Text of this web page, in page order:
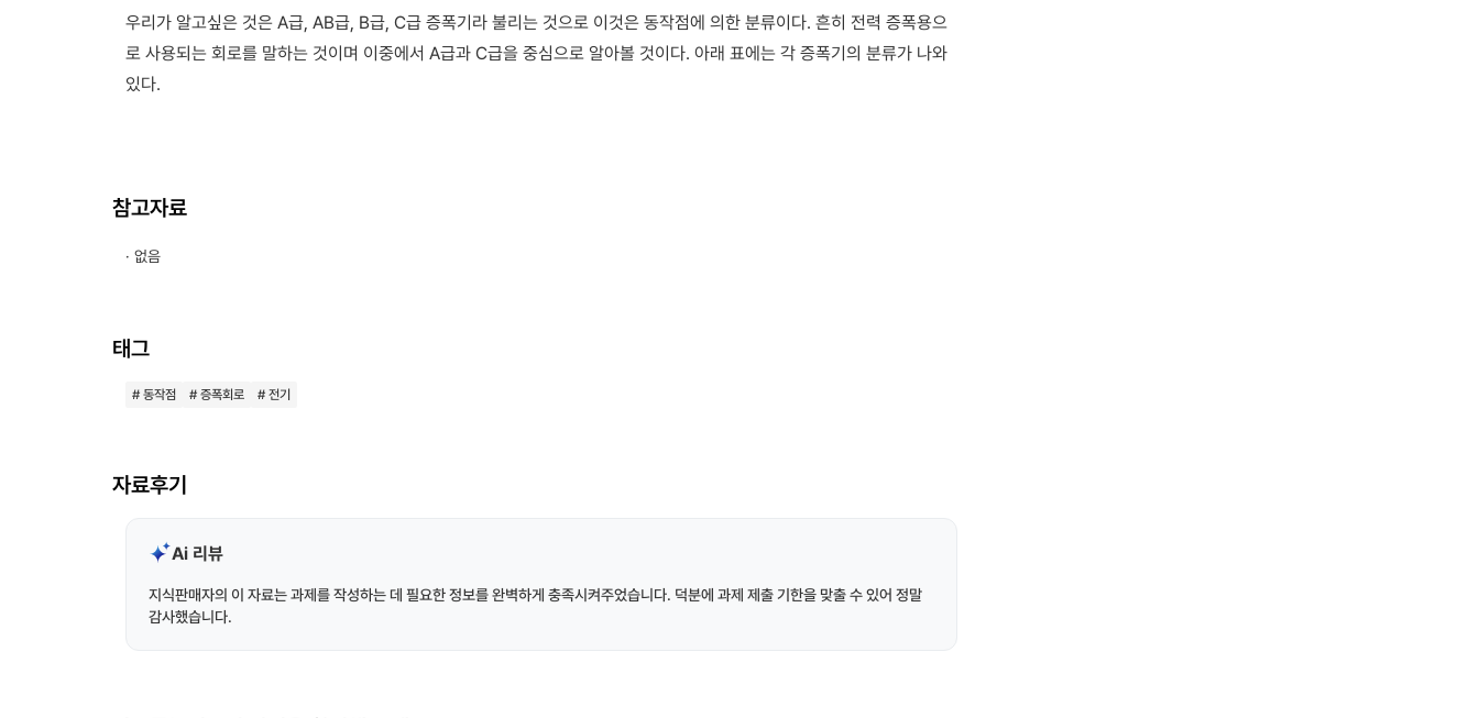
우리가 알고싶은 것은 A급, AB급, B급, C급 증폭기라 불리는 것으로 이것은 동작점에 의한 분류이다. 흔히 전력 증폭용으
로 사용되는 회로를 말하는 것이며 이중에서 A급과 C급을 중심으로 알아볼 것이다. 아래 표에는 각 증폭기의 분류가 나와
있다.
참고자료
· 없음
태그
# 동작점 # 증폭회로 # 전기
자료후기
Ai 리뷰
지식판매자의 이 자료는 과제를 작성하는 데 필요한 정보를 완벽하게 충족시켜주었습니다. 덕분에 과제 제출 기한을 맞출 수 있어 정말
감사했습니다.